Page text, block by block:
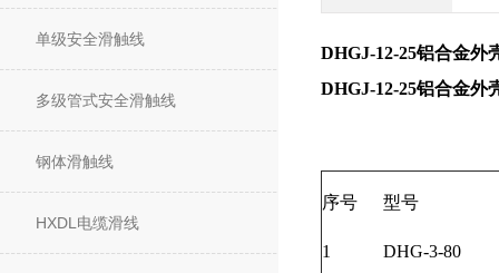
单级安全滑触线
多级管式安全滑触线
钢体滑触线
HXDL电缆滑线
DHGJ-12-25铝合金外
DHGJ-12-25铝合金外
序号 型号
1
DHG-3-80